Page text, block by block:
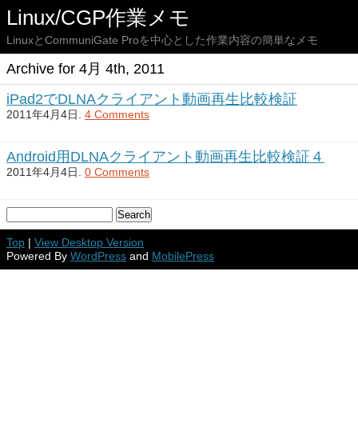
Linux/CGP作業メモ
LinuxとCommuniGate Proを中心とした作業内容の簡単なメモ
Archive for 4月 4th, 2011
iPad2でDLNAクライアント動画再生比較検証
2011年4月4日. 4 Comments
Android用DLNAクライアント動画再生比較検証４
2011年4月4日. 0 Comments
Top | View Desktop Version
Powered By WordPress and MobilePress